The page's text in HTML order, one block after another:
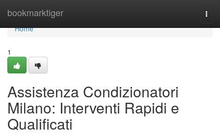
bookmarktiger
Home
Home
1
Assistenza Condizionatori
Milano: Interventi Rapidi e
Qualificati